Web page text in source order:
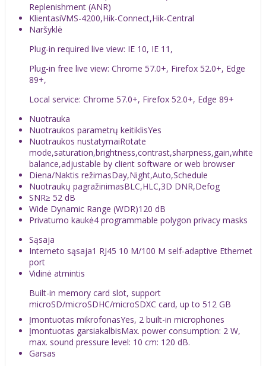
Replenishment (ANR)
KlientasiVMS-4200,Hik-Connect,Hik-Central
Naršyklė
Plug-in required live view: IE 10, IE 11,
Plug-in free live view: Chrome 57.0+, Firefox 52.0+, Edge
89+,
Local service: Chrome 57.0+, Firefox 52.0+, Edge 89+
Nuotrauka
Nuotraukos parametrų keitiklisYes
Nuotraukos nustatymaiRotate
mode,saturation,brightness,contrast,sharpness,gain,white
balance,adjustable by client software or web browser
Diena/Naktis režimasDay,Night,Auto,Schedule
Nuotraukų pagražinimasBLC,HLC,3D DNR,Defog
SNR≥ 52 dB
Wide Dynamic Range (WDR)120 dB
Privatumo kaukė4 programmable polygon privacy masks
Sąsaja
Interneto sąsaja1 RJ45 10 M/100 M self-adaptive Ethernet
port
Vidinė atmintis
Built-in memory card slot, support
microSD/microSDHC/microSDXC card, up to 512 GB
Įmontuotas mikrofonasYes, 2 built-in microphones
Įmontuotas garsiakalbisMax. power consumption: 2 W,
max. sound pressure level: 10 cm: 120 dB.
Garsas